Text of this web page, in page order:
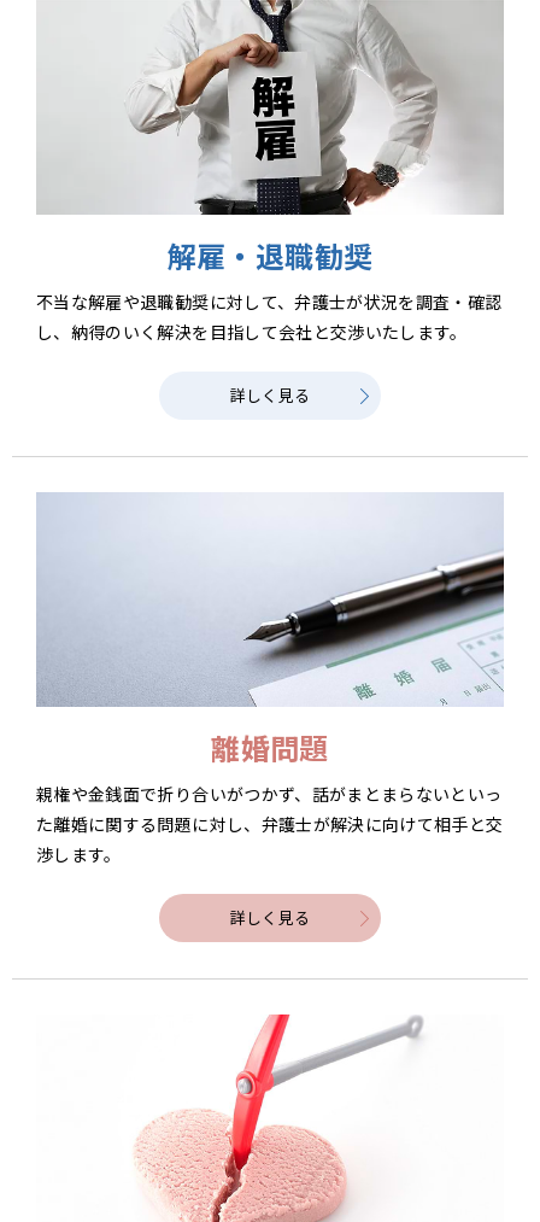
解雇・退職勧奨
不当な解雇や退職勧奨に対して、弁護士が状況を調査・確認
し、納得のいく解決を目指して会社と交渉いたします。
詳しく見る
離婚問題
親権や金銭面で折り合いがつかず、話がまとまらないといっ
た離婚に関する問題に対し、弁護士が解決に向けて相手と交
渉します。
詳しく見る